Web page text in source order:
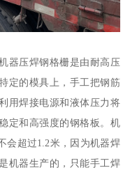
器压焊钢格栅是由耐高压
定的模具上，手工把钢筋
用焊接电源和液体压力将
定和高强度的钢格板。机
会超过1.2米，因为机器焊
机器生产的，只能手工焊